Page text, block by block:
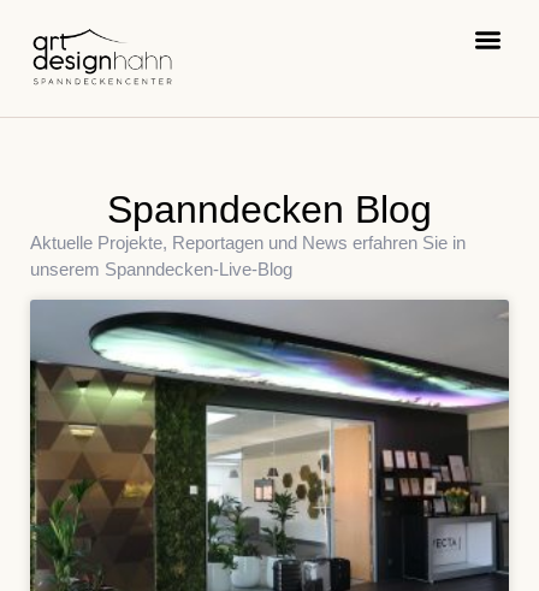
Spanndecken Blog
Aktuelle Projekte, Reportagen und News erfahren Sie in
unserem Spanndecken-Live-Blog